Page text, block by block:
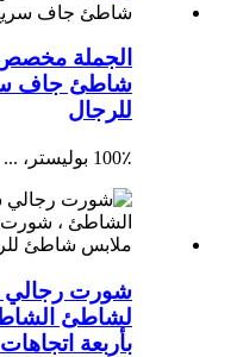
الجملة
شاطئ جاف
للرجال
100٪ بوليستر، ...
شورت
لشاطئ
بأربعة